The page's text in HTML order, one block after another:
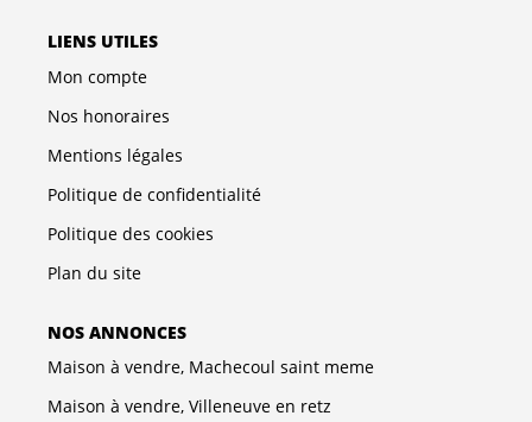
LIENS UTILES
Mon compte
Nos honoraires
Mentions légales
Politique de confidentialité
Politique des cookies
Plan du site
NOS ANNONCES
Maison à vendre, Machecoul saint meme
Maison à vendre, Villeneuve en retz